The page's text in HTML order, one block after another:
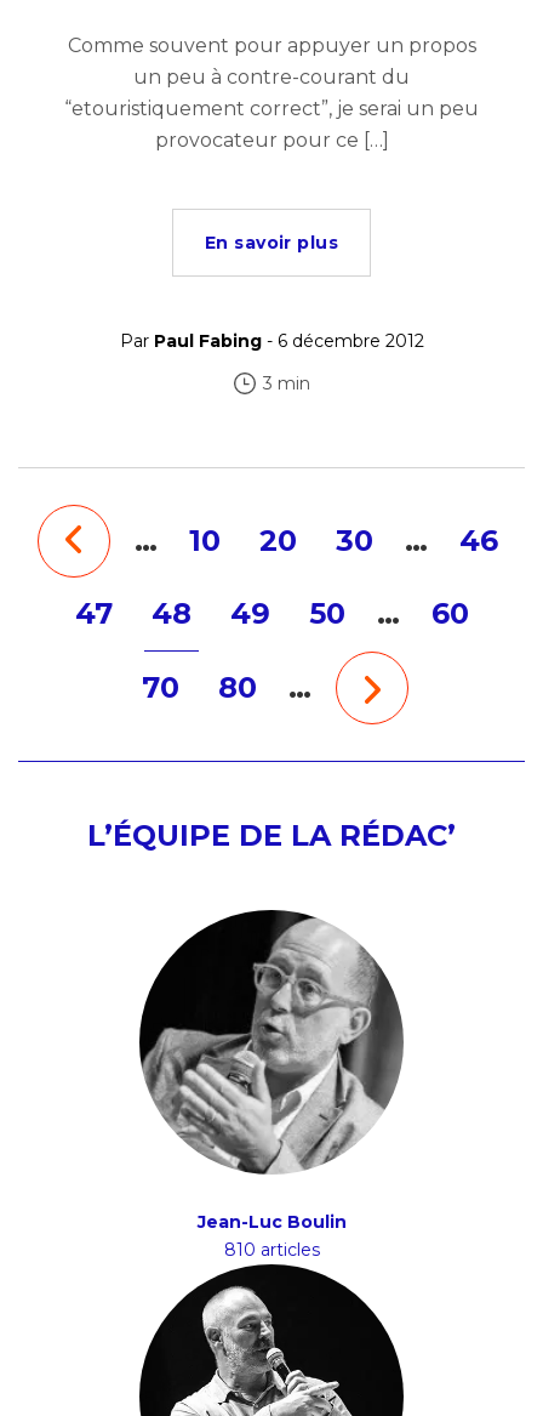
Comme souvent pour appuyer un propos
un peu à contre-courant du
“etouristiquement correct”, je serai un peu
provocateur pour ce […]
En savoir plus
Par Paul Fabing- 6 décembre 2012
3 min
… 10 20 30 … 46
47 48 49 50 … 60
70 80 …
L’ÉQUIPE DE LA RÉDAC’
Jean-Luc Boulin
810 articles